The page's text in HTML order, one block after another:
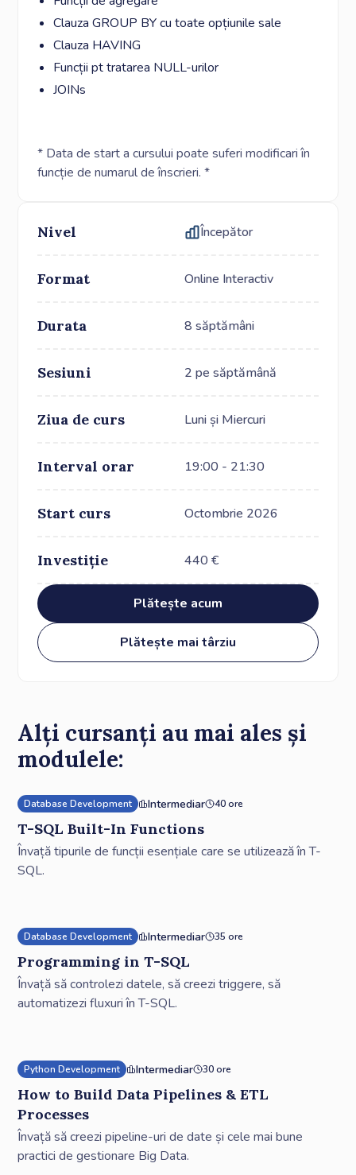
Clauza GROUP BY cu toate opțiunile sale
Clauza HAVING
Funcții pt tratarea NULL-urilor
JOINs
* Data de start a cursului poate suferi modificari în
funcție de numarul de înscrieri. *
Nivel Începător
Format Online Interactiv
Durata 8 săptămâni
Sesiuni 2 pe săptămână
Ziua de curs Luni și Miercuri
Interval orar 19:00 - 21:30
Start curs Octombrie 2026
Investiție 440 €
Plătește acum
Plătește mai târziu
Alți cursanți au mai ales și
modulele:
Database Development Intermediar 40 ore
T-SQL Built-In Functions
Învață tipurile de funcții esențiale care se utilizează în T-
SQL.
Database Development Intermediar 35 ore
Programming in T-SQL
Învață să controlezi datele, să creezi triggere, să
automatizezi fluxuri în T-SQL.
Python Development Intermediar 30 ore
How to Build Data Pipelines & ETL
Processes
Învață să creezi pipeline-uri de date și cele mai bune
practici de gestionare Big Data.